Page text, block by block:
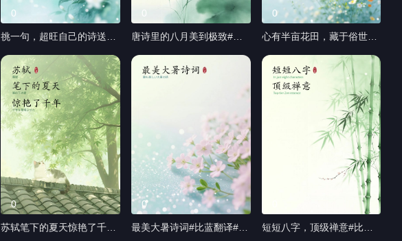
0
挑一句，超旺自己的诗送给
技术翻译#小语种
0
唐诗里的八月美到极致#比
#小语种
0
心有半亩花田，藏于俗世人
技术翻译#小语种
0
苏轼笔下的夏天惊艳了千年
0
最美大暑诗词#比蓝翻译#笔
短短八字，顶级禅意#比蓝